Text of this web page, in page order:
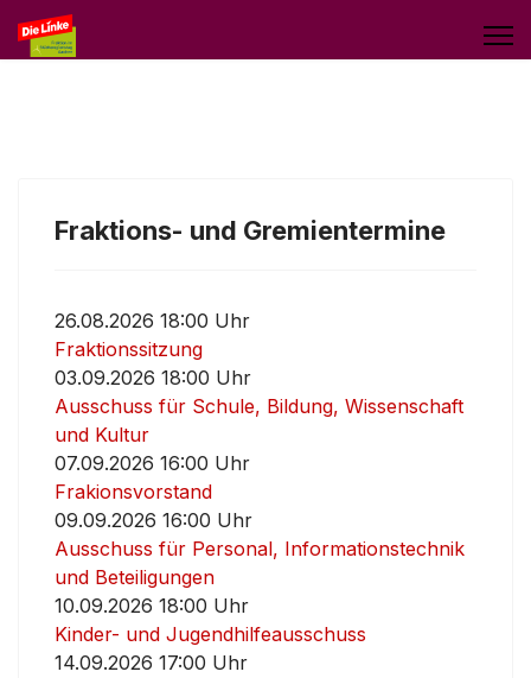
Fraktions- und Gremientermine
26.08.2026 18:00 Uhr
Fraktionssitzung
03.09.2026 18:00 Uhr
Ausschuss für Schule, Bildung, Wissenschaft
und Kultur
07.09.2026 16:00 Uhr
Frakionsvorstand
09.09.2026 16:00 Uhr
Ausschuss für Personal, Informationstechnik
und Beteiligungen
10.09.2026 18:00 Uhr
Kinder- und Jugendhilfeausschuss
14.09.2026 17:00 Uhr